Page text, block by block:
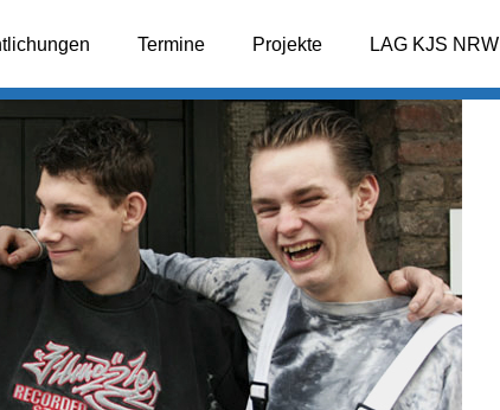
Termine Projekte LAG KJS NRW